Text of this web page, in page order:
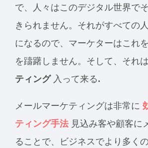
で、人々はこのデジタル世界で
きられません。それがすべての
になるので、マーケターはこれ
を躊躇しません。そして、それは
ティング 入って来る.
メールマーケティングは非常に
ティング手法見込み客や顧客に
ることで、ビジネスでより多く